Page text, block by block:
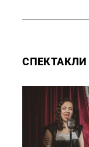
СПЕКТАКЛИ